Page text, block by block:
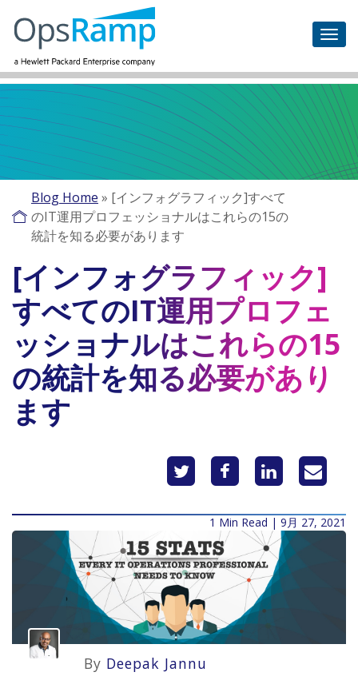
Blog Home » [インフォグラフィック]すべて
のIT運用プロフェッショナルはこれらの15の
統計を知る必要があります
[インフォグラフィック]
すべてのIT運用プロフェ
ッショナルはこれらの15
の統計を知る必要があり
ます
1 Min Read | 9月 27, 2021
By Deepak Jannu